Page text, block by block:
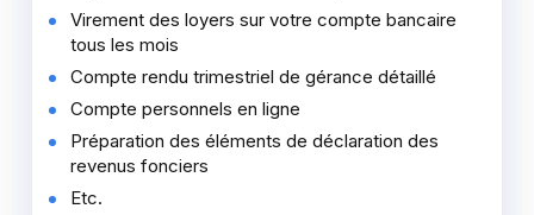
Virement des loyers sur votre compte bancaire
tous les mois
Compte rendu trimestriel de gérance détaillé
Compte personnels en ligne
Préparation des éléments de déclaration des
revenus fonciers
Etc.